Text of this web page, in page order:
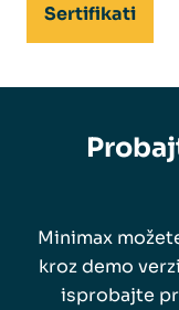
Sertifikati
Minimax
kroz demo
isprobajte